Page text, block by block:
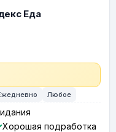
Еда
Любое
Хорошая подработка